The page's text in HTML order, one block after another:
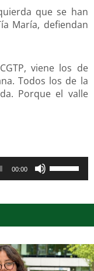
que se han
María, defiendan
viene los de
Todos los de la
Porque el valle
00:00
arriba/
aumentar
o